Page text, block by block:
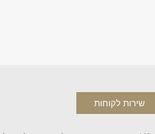
שירות לקוחות